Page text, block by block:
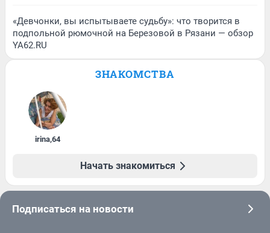
«Девчонки, вы испытываете судьбу»: что творится в
подпольной рюмочной на Березовой в Рязани — обзор
YA62.RU
ЗНАКОМСТВА
irina,64
Начать знакомиться
Подписаться на новости